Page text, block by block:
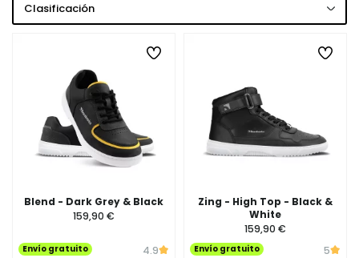
Clasificación
Blend - Dark Grey & Black
159,90 €
Envío gratuito 4.9
Zing - High Top - Black &
White
159,90 €
Envío gratuito 5